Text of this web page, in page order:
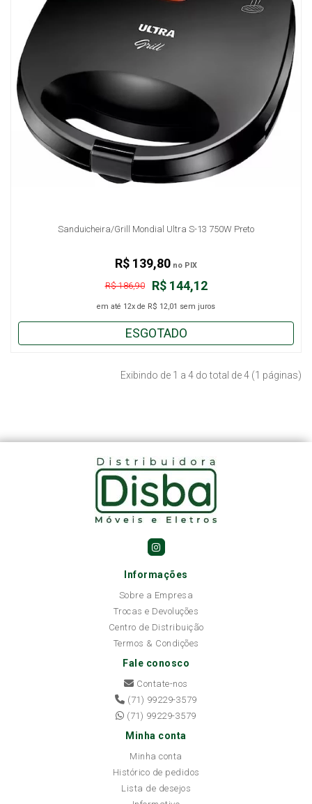
Sanduicheira/Grill Mondial Ultra S-13 750W Preto
R$ 144,12
R$ 186,90
em até 12x de R$ 12,01 sem juros
R$ 139,80 no PIX
ESGOTADO
Exibindo de 1 a 4 do total de 4 (1 páginas)
Informações
Sobre a Empresa
Trocas e Devoluções
Centro de Distribuição
Termos & Condições
Fale conosco
Contate-nos
(71) 99229-3579
(71) 99229-3579
Minha conta
Minha conta
Histórico de pedidos
Lista de desejos